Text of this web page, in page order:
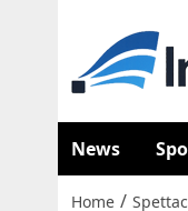
News
Home /